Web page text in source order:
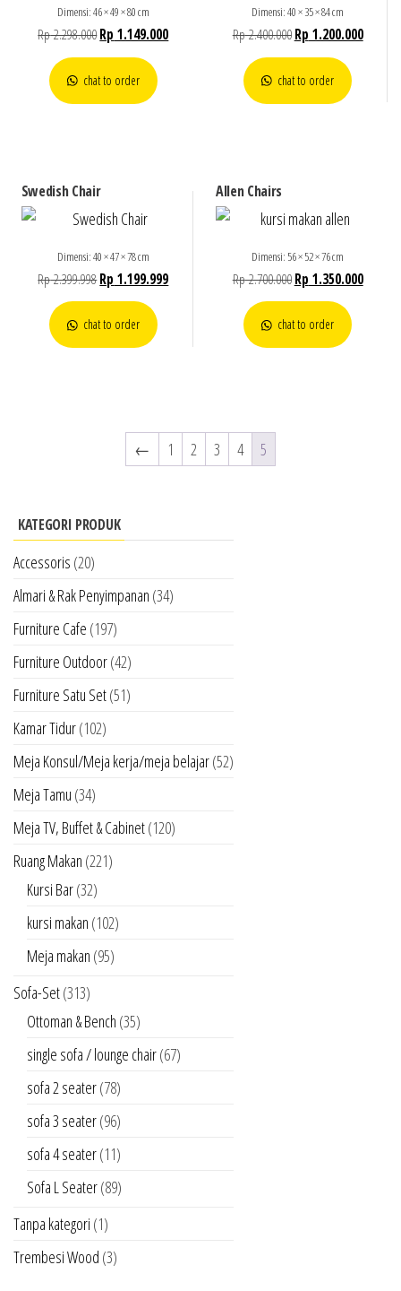
Dimensi: 46 × 49 × 80 cm
Rp2.298.000Rp 1.149.000
chat to order
Dimensi: 40 × 35 × 84 cm
Rp2.400.000 Rp 1.200.000
chat to order
Swedish Chair
Dimensi: 40 × 47 × 78 cm
Rp2.399.998Rp 1.199.999
chat to order
Allen Chairs
Dimensi: 56 × 52 × 76 cm
Rp2.700.000 Rp 1.350.000
chat to order
← 1 2 3 4 5
KATEGORI PRODUK
Accessoris (20)
Almari & Rak Penyimpanan (34)
Furniture Cafe (197)
Furniture Outdoor(42)
Furniture Satu Set(51)
Kamar Tidur(102)
Meja Konsul/Meja kerja/meja belajar(52)
Meja Tamu (34)
Meja TV, Buffet & Cabinet(120)
Ruang Makan (221)
Kursi Bar(32)
kursi makan (102)
Meja makan (95)
Sofa-Set(313)
Ottoman & Bench (35)
single sofa / lounge chair(67)
sofa 2 seater(78)
sofa 3 seater(96)
sofa 4 seater(11)
Sofa L Seater(89)
Tanpa kategori (1)
Trembesi Wood (3)